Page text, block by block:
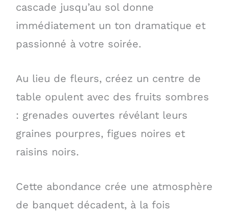
cascade jusqu’au sol donne
immédiatement un ton dramatique et
passionné à votre soirée.
Au lieu de fleurs, créez un centre de
table opulent avec des fruits sombres
: grenades ouvertes révélant leurs
graines pourpres, figues noires et
raisins noirs.
Cette abondance crée une atmosphère
de banquet décadent, à la fois